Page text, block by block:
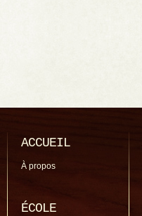
ACCUEIL
À propos
ÉCOLE